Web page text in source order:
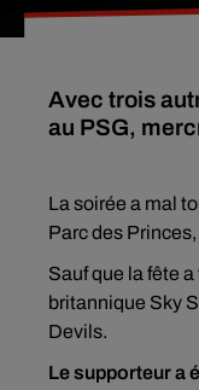
Avec trois
au PSG,
La soirée a mal
Parc des
Sauf que la fête
britannique Sky
Devils.
Le supporteur a